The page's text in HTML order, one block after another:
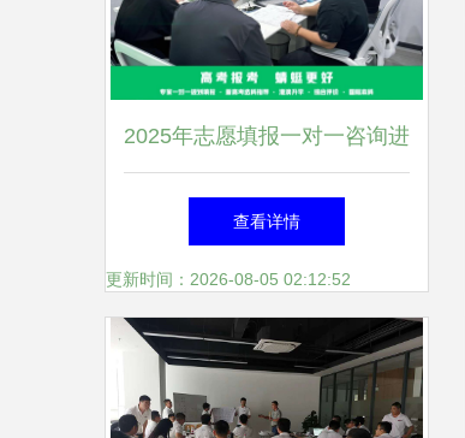
2025年志愿填报一对一咨询进
行中 为您量身定制升学蓝图
查看详情
更新时间：2026-08-05 02:12:52